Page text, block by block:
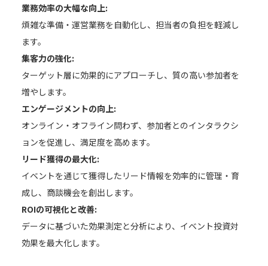
業務効率の大幅な向上:
煩雑な準備・運営業務を自動化し、担当者の負担を軽減し
ます。
集客力の強化:
ターゲット層に効果的にアプローチし、質の高い参加者を
増やします。
エンゲージメントの向上:
オンライン・オフライン問わず、参加者とのインタラクシ
ョンを促進し、満足度を高めます。
リード獲得の最大化:
イベントを通じて獲得したリード情報を効率的に管理・育
成し、商談機会を創出します。
ROIの可視化と改善:
データに基づいた効果測定と分析により、イベント投資対
効果を最大化します。